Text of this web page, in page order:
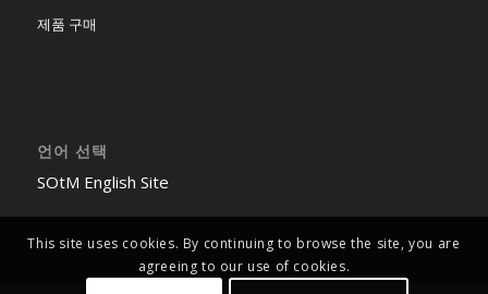
제품 구매
언어 선택
SOtM English Site
This site uses cookies. By continuing to browse the site, you are
agreeing to our use of cookies.